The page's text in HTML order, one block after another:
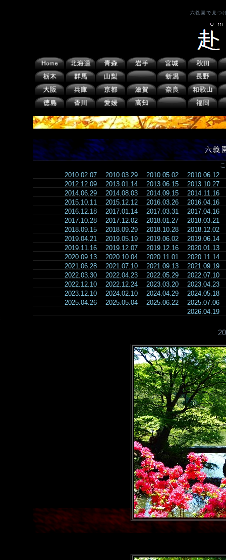
六義園で見つ
六義
2010.02.07 2010.03.29 2010.05.02
2010.06.12
2012.12.09
2013.01.14 2013.06.15
2013.10.27
2014.06.29
2014.08.03 2014.09.15
2014.11.16
2015.10.11
2015.12.12 2016.03.26
2016.04.16
2016.12.18
2017.01.14 2017.03.31
2017.04.16
2017.10.28
2017.12.02 2018.01.27
2018.03.21
2018.09.15
2018.09.29 2018.10.28
2018.12.02
2019.04.21
2019.05.19 2019.06.02
2019.06.14
2019.11.16
2019.12.07 2019.12.16
2020.01.13
2020.09.13
2020.10.04 2020.11.01
2020.11.14
2021.06.28
2021.07.10 2021.09.13
2021.09.19
2022.03.30
2022.04.23 2022.05.29
2022.07.10
2022.12.10
2022.12.24 2023.03.20
2023.04.23
2023.12.10
2024.02.10 2024.04.29
2024.05.18
2025.04.26
2025.05.04 2025.06.22
2025.07.06
2026.04.19